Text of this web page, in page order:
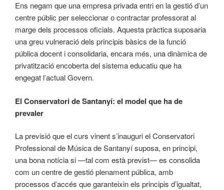
Ens negam que una empresa privada entri en la gestió d’un
centre públic per seleccionar o contractar professorat al
marge dels processos oficials. Aquesta pràctica suposaria
una greu vulneració dels principis bàsics de la funció
pública docent i consolidaria, encara més, una dinàmica de
privatització encoberta del sistema educatiu que ha
engegat l’actual Govern.
El Conservatori de Santanyí: el model que ha de
prevaler
La previsió que el curs vinent s’inauguri el Conservatori
Professional de Música de Santanyí suposa, en principi,
una bona notícia si —tal com està previst— es consolida
com un centre de gestió plenament pública, amb
processos d’accés que garanteixin els principis d’igualtat,